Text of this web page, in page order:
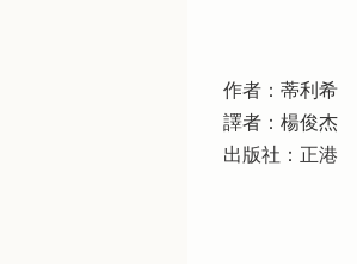
作者：蒂利希
譯者：楊俊杰
出版社：正港